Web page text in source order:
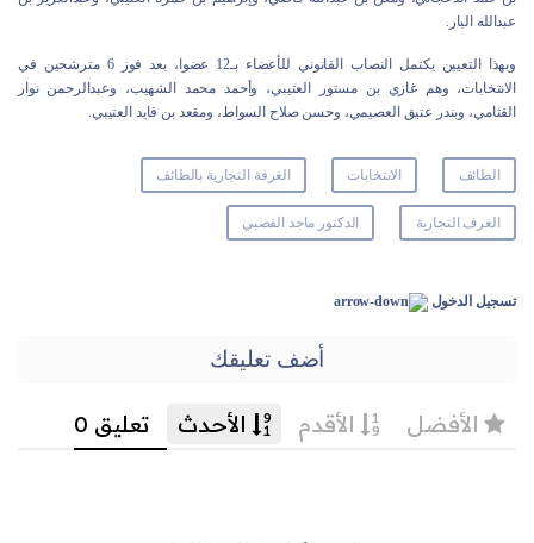
عبدالله البار.
وبهذا التعيين يكتمل النصاب القانوني للأعضاء بـ12 عضوا، بعد فوز 6 مترشحين في
الانتخابات، وهم غازي بن مستور العتيبي، وأحمد محمد الشهيب، وعبدالرحمن نوار
القثامي، وبندر عتيق العصيمي، وحسن صلاح السواط، ومقعد بن قايد العتيبي.
الطائف الانتخابات الغرفة التجارية بالطائف
الغرف التجارية الدكتور ماجد القصبي
تسجيل الدخول
أضف تعليقك